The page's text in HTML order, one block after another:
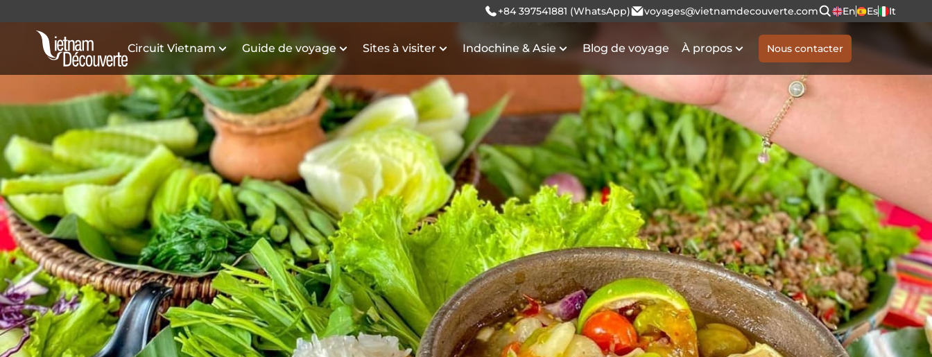
+84 397541881 (WhatsApp) voyages@vietnamdecouverte.com En Es It
Circuit Vietnam Guide de voyage Sites à visiter Indochine & Asie Blog de voyage À propos Nous contacter